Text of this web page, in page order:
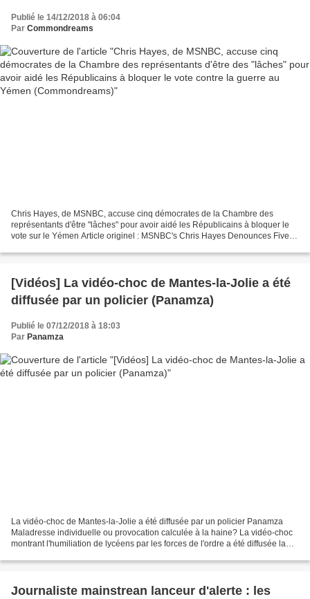
Républicains à bloquer le vote contre la guerre
au Yémen (Commondreams)
Publié le 14/12/2018 à 06:04
Par Commondreams
Chris Hayes, de MSNBC, accuse cinq démocrates de la Chambre des
représentants d'être "lâches" pour avoir aidé les Républicains à bloquer le
vote sur le Yémen Article originel : MSNBC's Chris Hayes Denounces Five
[Vidéos] La vidéo-choc de Mantes-la-Jolie a été
diffusée par un policier (Panamza)
Publié le 07/12/2018 à 18:03
Par Panamza
La vidéo-choc de Mantes-la-Jolie a été diffusée par un policier Panamza
Maladresse individuelle ou provocation calculée à la haine? La vidéo-choc
montrant l'humiliation de lycéens par les forces de l'ordre a été diffusée la
Journaliste mainstrean lanceur d'alerte : les